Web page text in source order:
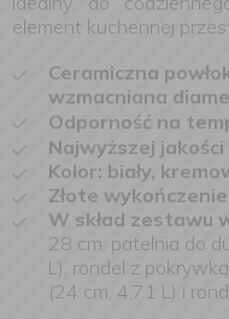
element kuchennej
Ceramiczna
wzmacniana
Odporność na
Najwyższej
Kolor: biały,
Złote wykończenie
W skład zestawu
28 cm, patelnia do
L), rondel z
(24 cm, 4,71 L) i